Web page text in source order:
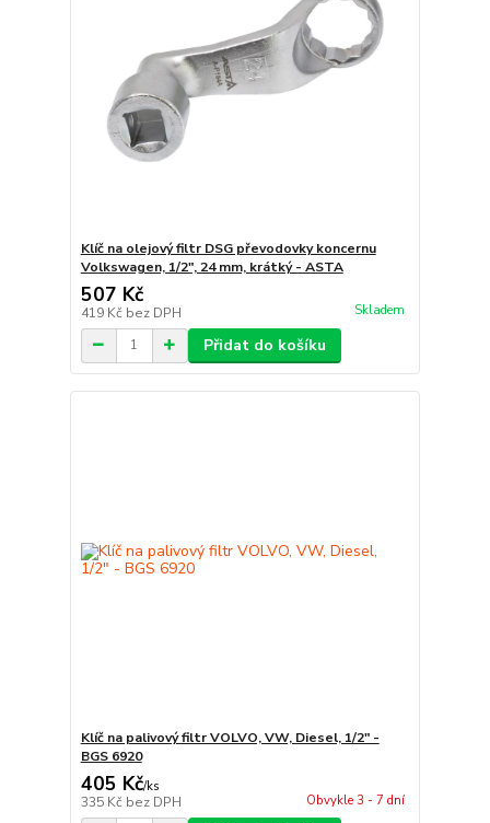
Klíč na olejový filtr DSG převodovky koncernu
Volkswagen, 1/2", 24 mm, krátký - ASTA
507 Kč
419 Kč bez DPH Skladem
Přidat do košíku
Klíč na palivový filtr VOLVO, VW, Diesel, 1/2" -
BGS 6920
405 Kč/ks
335 Kč bez DPH Obvykle 3 - 7 dní